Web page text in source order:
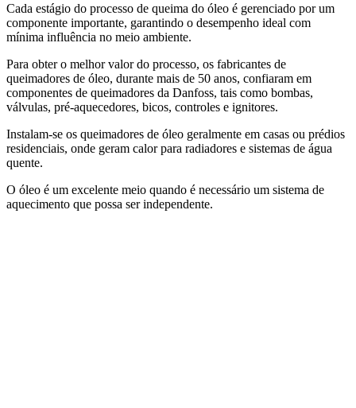
Cada estágio do processo de queima do óleo é gerenciado por um
componente importante, garantindo o desempenho ideal com
mínima influência no meio ambiente.
Para obter o melhor valor do processo, os fabricantes de
queimadores de óleo, durante mais de 50 anos, confiaram em
componentes de queimadores da Danfoss, tais como bombas,
válvulas, pré-aquecedores, bicos, controles e ignitores.
Instalam-se os queimadores de óleo geralmente em casas ou prédios
residenciais, onde geram calor para radiadores e sistemas de água
quente.
O óleo é um excelente meio quando é necessário um sistema de
aquecimento que possa ser independente.